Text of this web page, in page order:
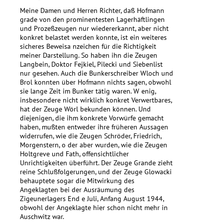
Meine Damen und Herren Richter, daß Hofmann
grade von den prominentesten Lagerhäftlingen
und Prozeßzeugen nur wiedererkannt, aber nicht
konkret belastet werden konnte, ist ein weiteres
sicheres Beweisa nzeichen für die Richtigkeit
meiner Darstellung. So haben ihn die Zeugen
Langbein, Doktor Fejkiel, Pilecki und Siebenlist
nur gesehen. Auch die Bunkerschreiber Wloch und
Brol konnten über Hofmann nichts sagen, obwohl
sie lange Zeit im Bunker tätig waren. W enig,
insbesondere nicht wirklich konkret Verwertbares,
hat der Zeuge Wörl bekunden können. Und
diejenigen, die ihm konkrete Vorwürfe gemacht
haben, mußten entweder ihre früheren Aussagen
widerrufen, wie die Zeugen Schröder, Friedrich,
Morgenstern, o der aber wurden, wie die Zeugen
Holtgreve und Fath, offensichtlicher
Unrichtigkeiten überführt. Der Zeuge Grande zieht
reine Schlußfolgerungen, und der Zeuge Glowacki
behauptete sogar die Mitwirkung des
Angeklagten bei der Ausräumung des
Zigeunerlagers End e Juli, Anfang August 1944,
obwohl der Angeklagte hier schon nicht mehr in
Auschwitz war.